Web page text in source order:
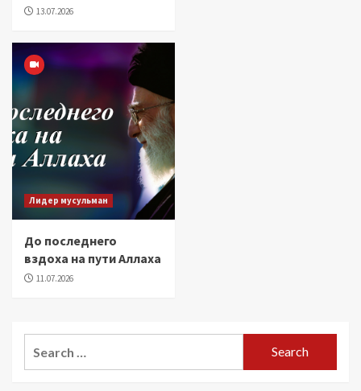
13.07.2026
Лидер мусульман
До последнего
вздоха на пути Аллаха
11.07.2026